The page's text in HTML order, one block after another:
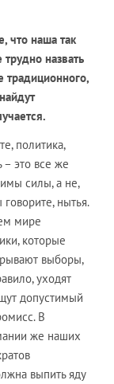
что наша так
назвать
традиционного,
политика,
– это все же
силы, а не,
говорите, нытья.
мире
которые
выборы,
уходят
допустимый
В
же наших
выпить яду